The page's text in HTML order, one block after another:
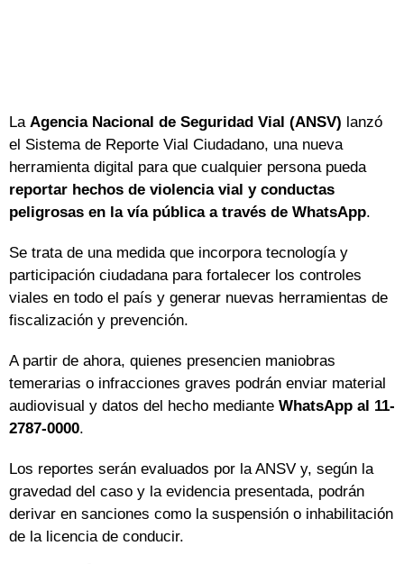
La Agencia Nacional de Seguridad Vial (ANSV) lanzó
el Sistema de Reporte Vial Ciudadano, una nueva
herramienta digital para que cualquier persona pueda
reportar hechos de violencia vial y conductas
peligrosas en la vía pública a través de WhatsApp.
Se trata de una medida que incorpora tecnología y
participación ciudadana para fortalecer los controles
viales en todo el país y generar nuevas herramientas de
fiscalización y prevención.
A partir de ahora, quienes presencien maniobras
temerarias o infracciones graves podrán enviar material
audiovisual y datos del hecho mediante WhatsApp al 11-
2787-0000.
Los reportes serán evaluados por la ANSV y, según la
gravedad del caso y la evidencia presentada, podrán
derivar en sanciones como la suspensión o inhabilitación
de la licencia de conducir.